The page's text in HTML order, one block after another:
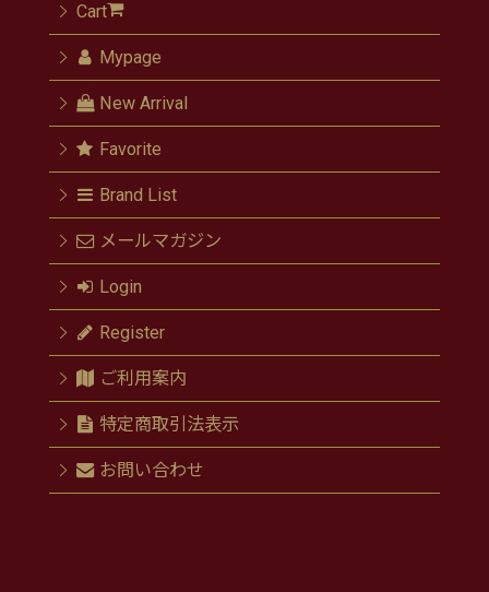
Cart
Mypage
New Arrival
Favorite
Brand List
メールマガジン
Login
Register
ご利用案内
特定商取引法表示
お問い合わせ